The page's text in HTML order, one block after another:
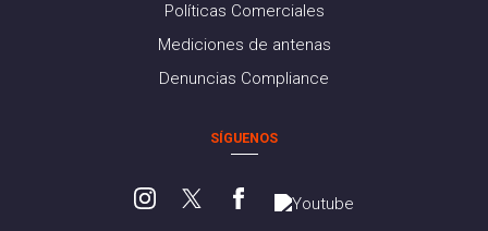
Políticas Comerciales
Mediciones de antenas
Denuncias Compliance
SÍGUENOS